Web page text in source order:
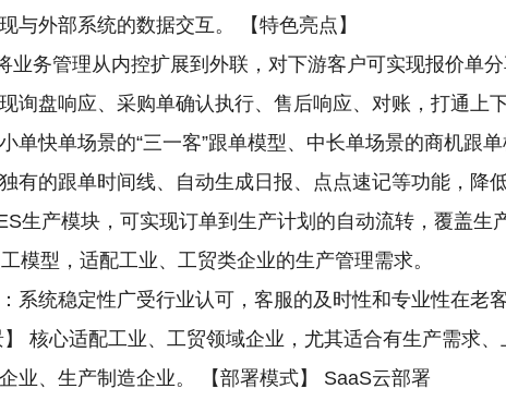
与外部系统的数据交互。 【特色亮点】
业务管理从内控扩展到外联，对下游客户可实现报价单
询盘响应、采购单确认执行、售后响应、对账，打通上
单快单场景的“三一客”跟单模型、中长单场景的商机跟
有的跟单时间线、自动生成日报、点点速记等功能，降
生产模块，可实现订单到生产计划的自动流转，覆盖
模型，适配工业、工贸类企业的生产管理需求。
系统稳定性广受行业认可，客服的及时性和专业性在老
核心适配工业、工贸领域企业，尤其适合有生产需求
业、生产制造企业。 【部署模式】 SaaS云部署